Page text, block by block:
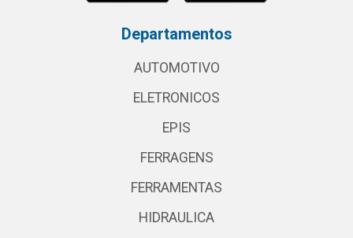
Departamentos
AUTOMOTIVO
ELETRONICOS
EPIS
FERRAGENS
FERRAMENTAS
HIDRAULICA